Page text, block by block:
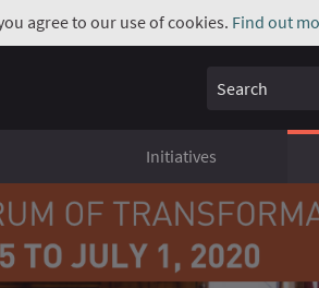
agree to our use of cookies. Find out
Search
Initiatives